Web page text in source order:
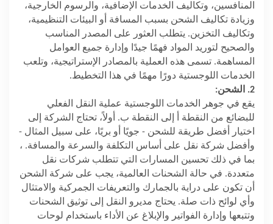
المنافسين، وتكاليف الخدمات الإضافية، والرسوم الخارجية،
وزيادة تكاليف الشحن بسبب المسافة أو البيئات التنظيمية،
وتكاليف التخزين. يتطلب العثور على المصدر المناسب
والصحيح لتوريد المواد فهمًا جيدًا وإدارة جميع العوامل
المساهمة. تسمى هذه العملية بالمصادر الإستراتيجية، وتلعب
الخدمات اللوجستية دورًا مهمًا في هذا التخطيط.
2. الشحن:
يقع في جوهر الخدمات اللوجستية عملية النقل الفعلي
للبضائع من النقطة أ إلى النقطة ب. أولاً، تحتاج الشركة إلى
اختيار أفضل طريقة للشحن - جويًا أو بريًا، على سبيل المثال -
وأفضل شركة نقل على أساس التكلفة والسرعة والمسافة. ،
بما في ذلك تحسين المسارات التي تتطلب شركات نقل
متعددة. في حالة الشحنات العالمية، يجب على شركة الشحن
أن تكون على دراية بالجمارك والتعريفات الجمركية والامتثال
وأي لوائح ذات صلة. يحتاج مديرو النقل إلى توثيق الشحنات
وتتبعها وإدارة الفواتير والإبلاغ عن الأداء باستخدام لوحات